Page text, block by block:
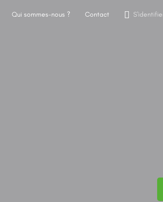
Qui sommes-nous ? Contact